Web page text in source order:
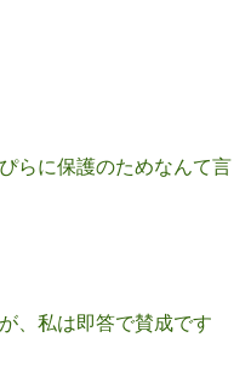
らに保護のためなんて言
、私は即答で賛成です